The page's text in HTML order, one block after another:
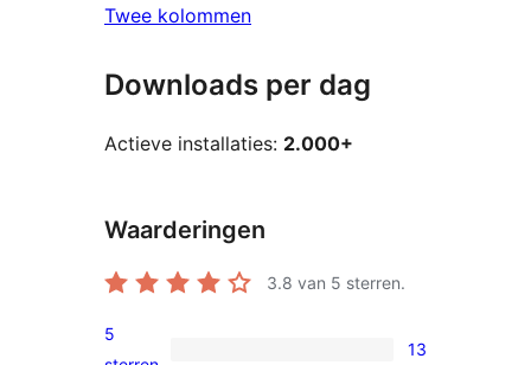
Twee kolommen
Downloads per dag
Actieve installaties: 2.000+
Waarderingen
3.8 van 5 sterren.
5
13